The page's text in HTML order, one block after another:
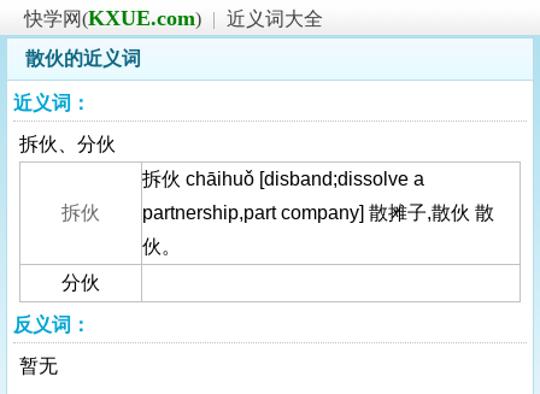
快学网(KXUE.com) | 近义词大全
散伙的近义词
近义词：
拆伙、分伙
拆伙
拆伙 chāihuǒ [disband;dissolve a
partnership,part company] 散摊子,散伙 散
伙。
分伙
反义词：
暂无